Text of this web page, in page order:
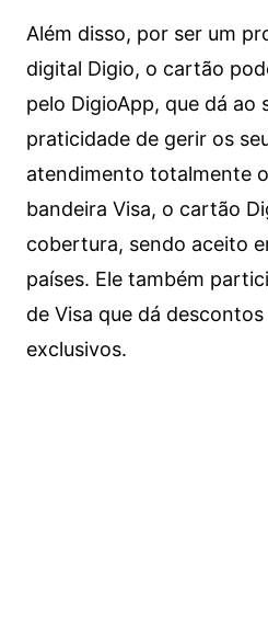
Além disso, por ser um
digital Digio, o cartão
pelo DigioApp, que dá ao
praticidade de gerir os
atendimento totalmente
bandeira Visa, o cartão
cobertura, sendo aceito
países. Ele também
de Visa que dá
exclusivos.